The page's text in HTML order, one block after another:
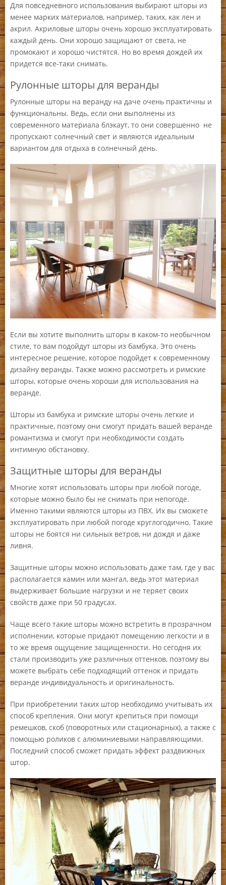
Для повседневного использования выбирают шторы из
менее марких материалов, например, таких, как лен и
акрил. Акриловые шторы очень хорошо эксплуатировать
каждый день. Они хорошо защищают от света, не
промокают и хорошо чистятся. Но во время дождей их
придется все-таки снимать.
Рулонные шторы для веранды
Рулонные шторы на веранду на даче очень практичны и
функциональны. Ведь, если они выполнены из
современного материала блэкаут, то они совершенно не
пропускают солнечный свет и являются идеальным
вариантом для отдыха в солнечный день.
Если вы хотите выполнить шторы в каком-то необычном
стиле, то вам подойдут шторы из бамбука. Это очень
интересное решение, которое подойдет к современному
дизайну веранды. Также можно рассмотреть и римские
шторы, которые очень хороши для использования на
веранде.
Шторы из бамбука и римские шторы очень легкие и
практичные, поэтому они смогут придать вашей веранде
романтизма и смогут при необходимости создать
интимную обстановку.
Защитные шторы для веранды
Многие хотят использовать шторы при любой погоде,
которые можно было бы не снимать при непогоде.
Именно такими являются шторы из ПВХ. Их вы сможете
эксплуатировать при любой погоде круглогодично. Такие
шторы не боятся ни сильных ветров, ни дождя и даже
ливня.
Защитные шторы можно использовать даже там, где у вас
располагается камин или мангал, ведь этот материал
выдерживает большие нагрузки и не теряет своих
свойств даже при 50 градусах.
Чаще всего такие шторы можно встретить в прозрачном
исполнении, которые придают помещению легкости и в
то же время ощущение защищенности. Но сегодня их
стали производить уже различных оттенков, поэтому вы
можете выбрать себе подходящий оттенок и придать
веранде индивидуальность и оригинальность.
При приобретении таких штор необходимо учитывать их
способ крепления. Они могут крепиться при помощи
ремешков, скоб (поворотных или стационарных), а также с
помощью роликов с алюминиевыми направляющими.
Последний способ сможет придать эффект раздвижных
штор.